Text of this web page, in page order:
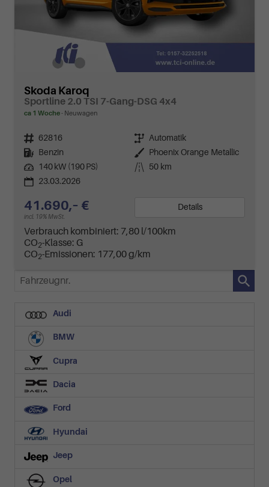
Skoda Karoq
Sportline 2.0 TSI 7-Gang-DSG 4x4
ca 1 Woche Neuwagen
Fahrzeugnr. 62816 Getriebe Automatik
Kraftstoff
Benzin Außenfarbe
Phoenix Orange Metallic
Leistung
140 kW (190 PS) Kilometerstand
50 km
23.03.2026
41.690,– €
incl. 19% MwSt.
Details
Verbrauch kombiniert: 7,80 l/100km
CO2-Klasse: G
CO2-Emissionen: 177,00 g/km
Fahrzeugnr.
Audi
BMW
Cupra
Dacia
Ford
Hyundai
Jeep
Opel